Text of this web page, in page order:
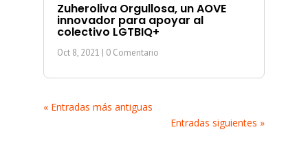
Zuheroliva Orgullosa, un AOVE
innovador para apoyar al
colectivo LGTBIQ+
Oct 8, 2021 | 0 Comentario
« Entradas más antiguas
Entradas siguientes »